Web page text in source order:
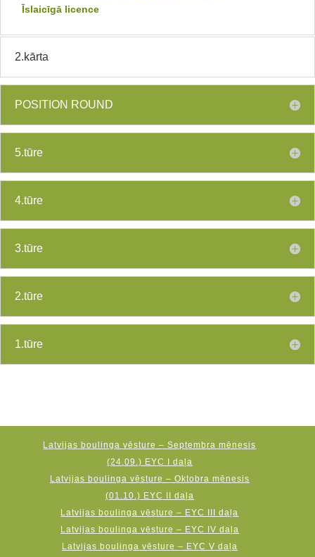
Īslaicīgā licence
2.kārta
POSITION ROUND
5.tūre
4.tūre
3.tūre
2.tūre
1.tūre
Latvijas boulinga vēsture – Septembra mēnesis
(24.09.) EYC I daļa
Latvijas boulinga vēsture – Oktobra mēnesis
(01.10.) EYC II daļa
Latvijas boulinga vēsture – EYC III daļa
Latvijas boulinga vēsture – EYC IV daļa
Latvijas boulinga vēsture – EYC V daļa